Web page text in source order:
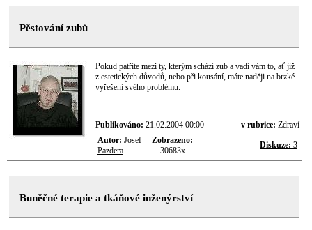
Pěstování zubů
Pokud patříte mezi ty, kterým schází zub a vadí vám to, ať již
z estetických důvodů, nebo při kousání, máte naději na brzké
vyřešení svého problému.
Publikováno: 21.02.2004 00:00 v rubrice: Zdraví
Autor: Josef
Pazdera
Zobrazeno:
30683x
Diskuze: 3
Buněčné terapie a tkáňové inženýrství